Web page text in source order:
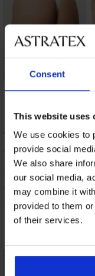
Consent
This website uses
We use cookies to
provide social
We also share
our social media,
may combine it
provided to them
of their services.
Τάνγκα Laser ΙΙ
ΠΕΡΙΓΡΑΦΗ
ΑΠΟΣΤΟΛΗ ΚΑΙ
ΑΛΛΑΓΗ
ΣΥΝΤΗΡΗΣΗ ΚΑΙ